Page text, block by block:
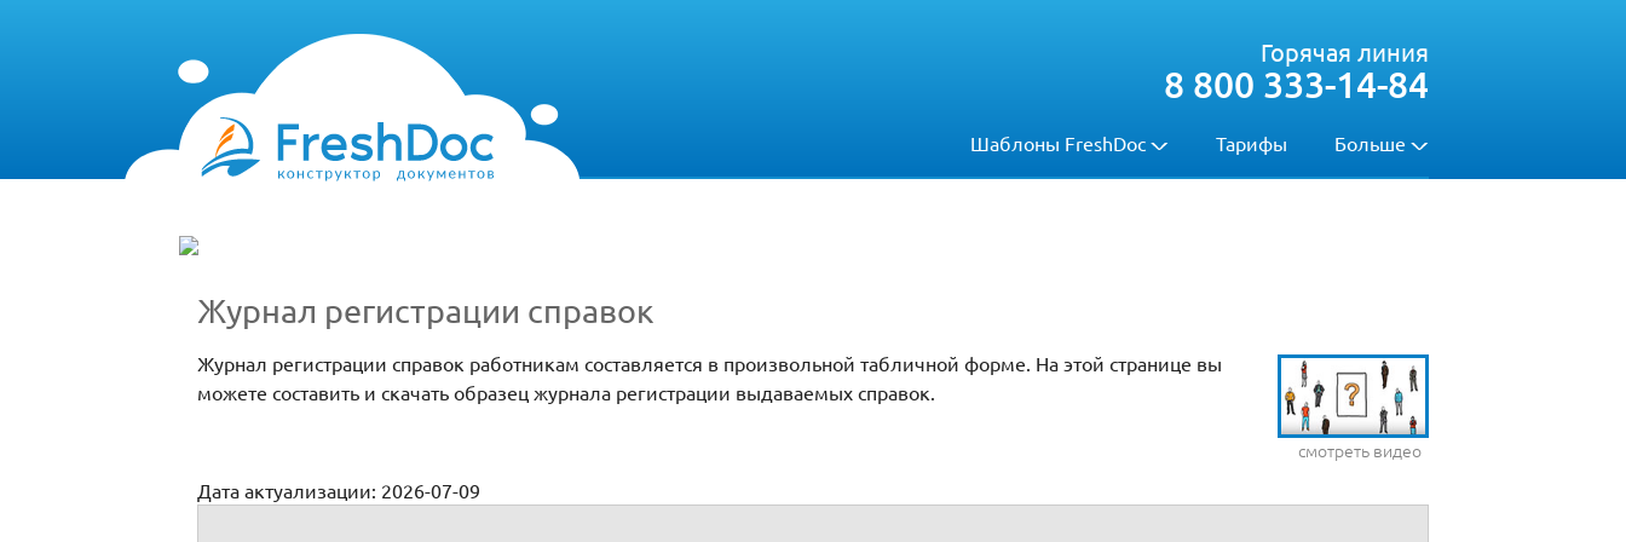
Шаблоны FreshDoc Тарифы Больше
Горячая линия
8 800 333-14-84
Журнал регистрации справок
смотреть видео
Журнал регистрации справок работникам составляется в произвольной табличной форме. На этой странице вы
можете составить и скачать образец журнала регистрации выдаваемых справок.
Дата актуализации: 2026-07-09